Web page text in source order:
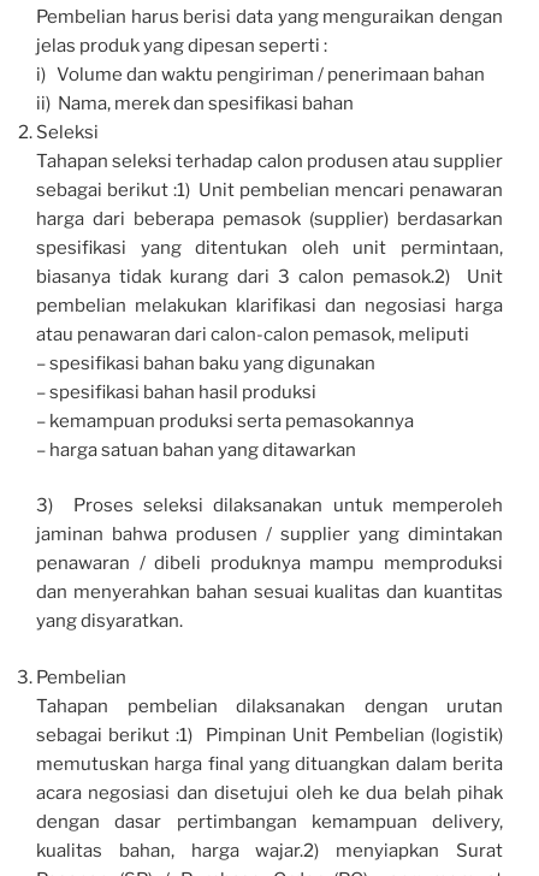
Pembelian harus berisi data yang menguraikan dengan
jelas produk yang dipesan seperti :
i) Volume dan waktu pengiriman / penerimaan bahan
ii) Nama, merek dan spesifikasi bahan
Seleksi
Tahapan seleksi terhadap calon produsen atau supplier
sebagai berikut :1) Unit pembelian mencari penawaran
harga dari beberapa pemasok (supplier) berdasarkan
spesifikasi yang ditentukan oleh unit permintaan,
biasanya tidak kurang dari 3 calon pemasok.2) Unit
pembelian melakukan klarifikasi dan negosiasi harga
atau penawaran dari calon-calon pemasok, meliputi
– spesifikasi bahan baku yang digunakan
– spesifikasi bahan hasil produksi
– kemampuan produksi serta pemasokannya
– harga satuan bahan yang ditawarkan
3) Proses seleksi dilaksanakan untuk memperoleh
jaminan bahwa produsen / supplier yang dimintakan
penawaran / dibeli produknya mampu memproduksi
dan menyerahkan bahan sesuai kualitas dan kuantitas
yang disyaratkan.
Pembelian
Tahapan pembelian dilaksanakan dengan urutan
sebagai berikut :1) Pimpinan Unit Pembelian (logistik)
memutuskan harga final yang dituangkan dalam berita
acara negosiasi dan disetujui oleh ke dua belah pihak
dengan dasar pertimbangan kemampuan delivery,
kualitas bahan, harga wajar.2) menyiapkan Surat